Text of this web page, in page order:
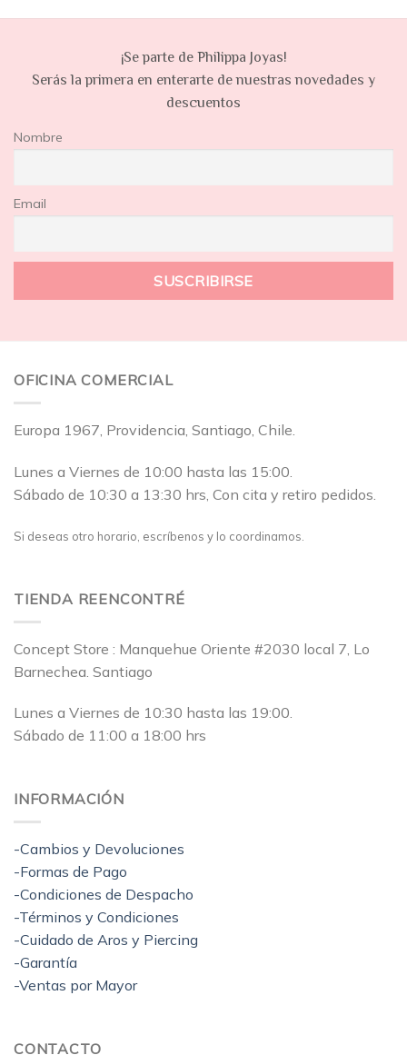
¡Se parte de Philippa Joyas!
Serás la primera en enterarte de nuestras novedades y
descuentos
Nombre
Email
OFICINA COMERCIAL
Europa 1967, Providencia, Santiago, Chile.
Lunes a Viernes de 10:00 hasta las 15:00.
Sábado de 10:30 a 13:30 hrs, Con cita y retiro pedidos.
Si deseas otro horario, escríbenos y lo coordinamos.
TIENDA REENCONTRÉ
Concept Store : Manquehue Oriente #2030 local 7, Lo
Barnechea. Santiago
Lunes a Viernes de 10:30 hasta las 19:00.
Sábado de 11:00 a 18:00 hrs
INFORMACIÓN
-Cambios y Devoluciones
-Formas de Pago
-Condiciones de Despacho
-Términos y Condiciones
-Cuidado de Aros y Piercing
-Garantía
-Ventas por Mayor
CONTACTO